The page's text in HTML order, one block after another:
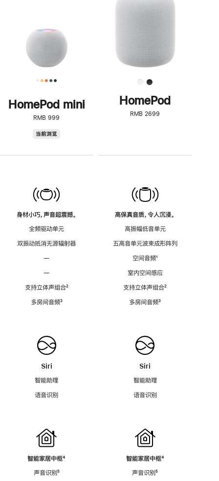
HomePod mini
RMB 999
当前浏览
身材小巧，声音超震撼。
全频驱动单元
双振动抵消无源辐射器
—
—
支持立体声组合脚
²
多房间音频脚
³
Siri
智能助理
语音识别
智能家居中枢脚
⁴
声音识别脚
⁵
了
解
HomePod<
HomePod
RMB 2699
高保真音质，令人沉浸。
高振幅低音单元
五高音单元波束成形阵列
空间音频脚
¹
室内空间感应
支持立体声组合脚
²
多房间音频脚
³
Siri
智能助理
语音识别
智能家居中枢脚
⁴
声音识别脚
⁵